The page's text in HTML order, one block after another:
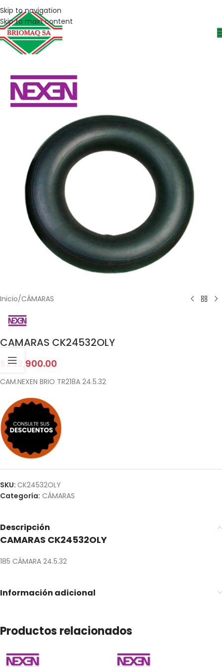
Skip to navigation
Skip to main content
Inicio/CÁMARAS
CAMARAS CK24532OLY
252,900.00
CAM.NEXEN BRIO TR218A 24.5.32
SKU: CK24532OLY
Categoría: CÁMARAS
Descripción
CAMARAS CK24532OLY
185 CÁMARA 24.5.32
Información adicional
Productos relacionados